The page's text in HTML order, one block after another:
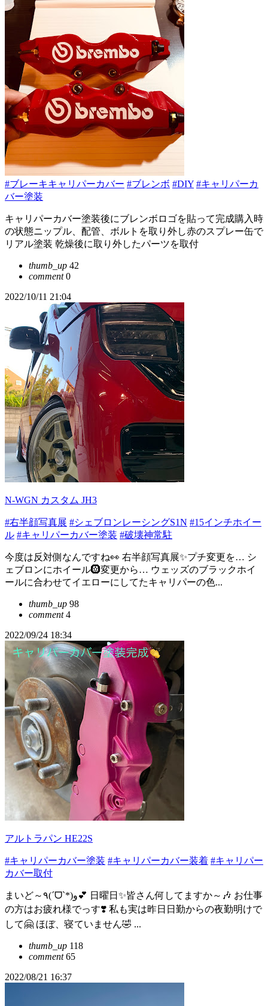
#ブレーキキャリパーカバー #ブレンボ #DIY #キャリパーカ
バー塗装
キャリパーカバー塗装後にブレンボロゴを貼って完成購入時
の状態ニップル、配管、ボルトを取り外し赤のスプレー缶で
リアル塗装 乾燥後に取り外したパーツを取付
thumb_up 42
comment0
2022/10/11 21:04
N-WGN カスタム JH3
#右半顔写真展 #シェブロンレーシングS1N #15インチホイー
ル #キャリパーカバー塗装 #破壊神常駐
今度は反対側なんですね👀 右半顔写真展✨プチ変更を… シ
ェブロンにホイール🛞変更から… ウェッズのブラックホイ
ールに合わせてイエローにしてたキャリパーの色...
thumb_up 98
comment4
2022/09/24 18:34
アルトラパン HE22S
#キャリパーカバー塗装 #キャリパーカバー装着 #キャリパー
カバー取付
まいど～٩(ˊᗜˋ*)و💕 日曜日✨皆さん何してますか～🎶 お仕事
の方はお疲れ様でっす❣️ 私も実は昨日日勤からの夜勤明けで
して🤗 ほぼ、寝ていません🤣 ...
thumb_up 118
comment65
2022/08/21 16:37